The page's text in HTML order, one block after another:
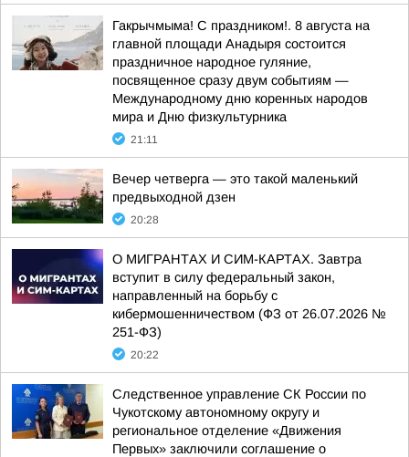
Гакрычмыма! С праздником!. 8 августа на
главной площади Анадыря состоится
праздничное народное гуляние,
посвященное сразу двум событиям —
Международному дню коренных народов
мира и Дню физкультурника
21:11
Вечер четверга — это такой маленький
предвыходной дзен
20:28
О МИГРАНТАХ И СИМ-КАРТАХ. Завтра
вступит в силу федеральный закон,
направленный на борьбу с
кибермошенничеством (ФЗ от 26.07.2026 №
251-ФЗ)
20:22
Следственное управление СК России по
Чукотскому автономному округу и
региональное отделение «Движения
Первых» заключили соглашение о